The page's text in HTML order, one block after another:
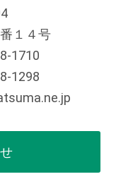
１４号
1710
1298